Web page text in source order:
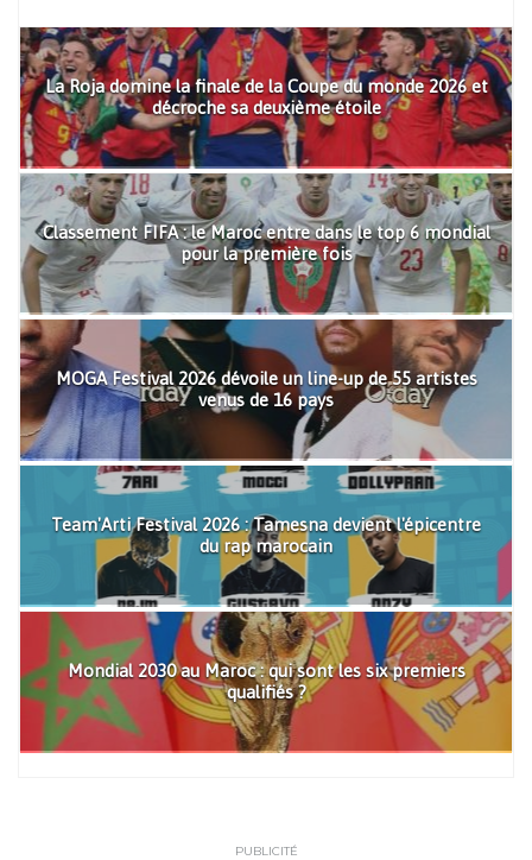
La Roja domine la finale de la Coupe du monde 2026 et
décroche sa deuxième étoile
Classement FIFA : le Maroc entre dans le top 6 mondial
pour la première fois
MOGA Festival 2026 dévoile un line-up de 55 artistes
venus de 16 pays
Team'Arti Festival 2026 : Tamesna devient l'épicentre
du rap marocain
Mondial 2030 au Maroc : qui sont les six premiers
qualifiés ?
PUBLICITÉ